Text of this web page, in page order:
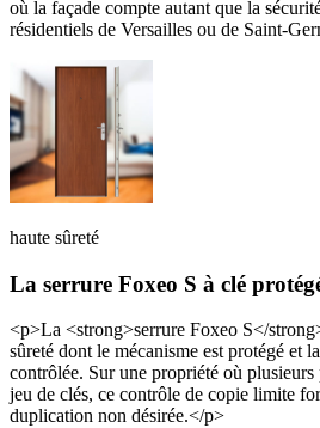
où la façade compte autant que la
résidentiels de Versailles ou de Saint-
haute sûreté
La serrure Foxeo S à clé
<p>La <strong>serrure Foxeo S</
sûreté dont le mécanisme est protégé et
contrôlée. Sur une propriété où plusieurs
jeu de clés, ce contrôle de copie limite
duplication non désirée.</p>